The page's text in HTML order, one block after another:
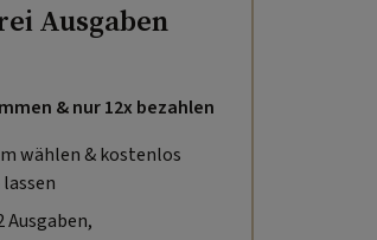
Ausgaben
& nur 12x bezahlen
wählen & kostenlos